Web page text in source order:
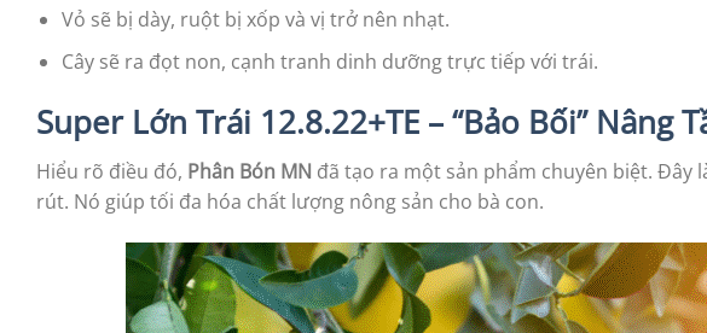
Vỏ sẽ bị dày, ruột bị xốp và vị trở nên nhạt.
Cây sẽ ra đọt non, cạnh tranh dinh dưỡng trực tiếp với trái.
Super Lớn Trái 12.8.22+TE – “Bảo Bối” Nâng
Hiểu rõ điều đó, Phân Bón MN đã tạo ra một sản phẩm chuyên biệt. Đây
rút. Nó giúp tối đa hóa chất lượng nông sản cho bà con.